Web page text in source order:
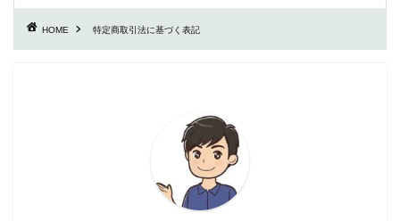
HOME 特定商取引法に基づく表記